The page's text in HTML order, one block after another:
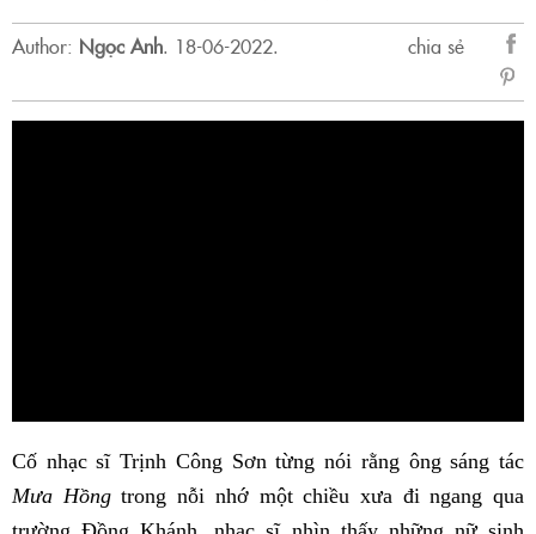
Author: Ngọc Anh. 18-06-2022.
chia sẻ
sẻ
Cố nhạc sĩ Trịnh Công Sơn từng nói rằng ông sáng tác
Mưa Hồngtrong nỗi nhớ một chiều xưa đi ngang qua